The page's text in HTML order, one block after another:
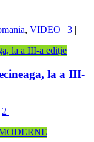
, VIDEO | 3 |
la a III-
2 |